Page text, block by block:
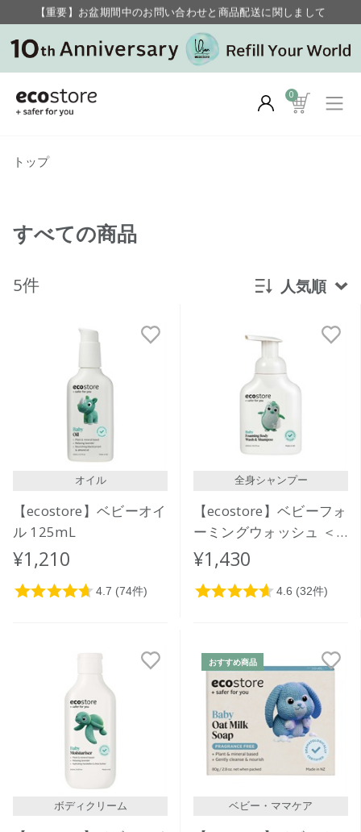
【重要】お盆期間中のお問い合わせと商品配送に関しまして
毎月お得にポイントが貯まる！ “月のポイントアップデー”
0
トップ
すべての商品
5件 人気順
価格が安い
価格が高い
レビューが多い順
レビュー評価が高い順
人気順
オイル
【ecostore】ベビーオイ
ル 125mL
¥1,210
全身シャンプー
【ecostore】ベビーフォ
ーミングウォッシュ ＜
全身泡シャンプー＞
250mL
¥1,430
ボディクリーム
おすすめ商品
ベビー・ママケア